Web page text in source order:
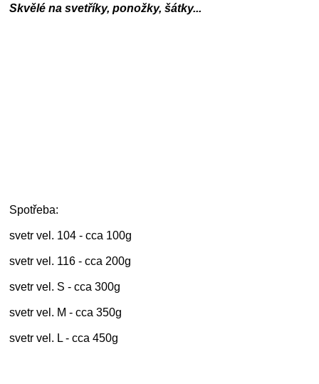
Skvělé na svetříky, ponožky, šátky...
Spotřeba:
svetr vel. 104 - cca 100g
svetr vel. 116 - cca 200g
svetr vel. S - cca 300g
svetr vel. M - cca 350g
svetr vel. L - cca 450g